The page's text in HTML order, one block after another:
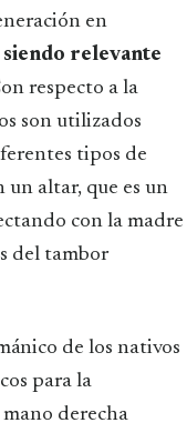
en
siendo relevante
respecto a la
son utilizados
tipos de
altar, que es un
con la madre
del tambor
de los nativos
para la
derecha